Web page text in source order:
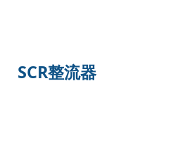
SCR整流器